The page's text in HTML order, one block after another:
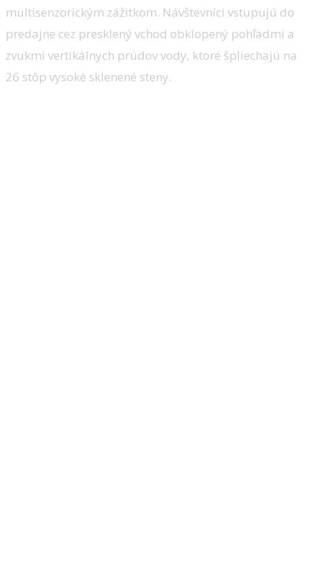
multisenzorickým zážitkom. Návštevníci vstupujú do
predajne cez presklený vchod obklopený pohľadmi a
zvukmi vertikálnych prúdov vody, ktoré špliechajú na
26 stôp vysoké sklenené steny.